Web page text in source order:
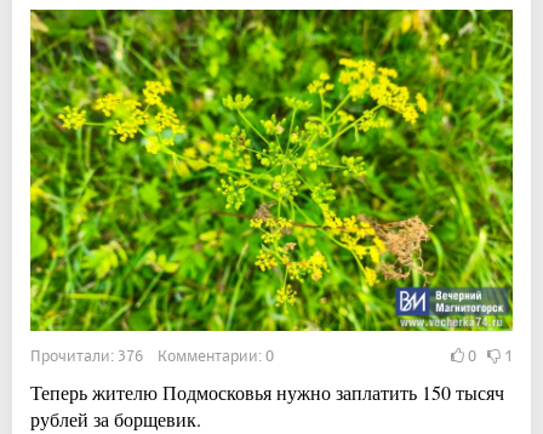
Прочитали: 376 Комментарии: 0 0 1
Теперь жителю Подмосковья нужно заплатить 150 тысяч
рублей за борщевик.